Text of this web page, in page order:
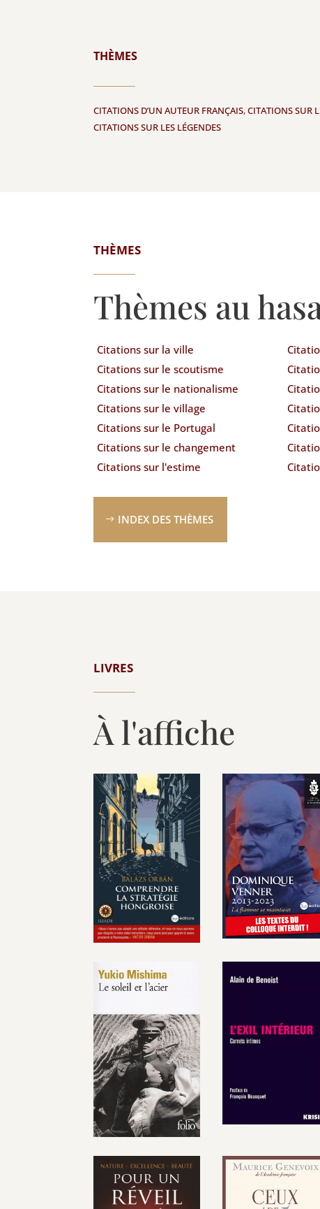
THÈMES
CITATIONS D’UN AUTEUR FRANÇAIS,CITATIONS SUR
CITATIONS SUR LES LÉGENDES
THÈMES
Thèmes au
Citations sur la ville
Citations sur le scoutisme
Citations sur le nationalisme
Citations sur le village
Citations sur le Portugal
Citations sur le changement
Citations sur l'estime
INDEX DES THÈMES
LIVRES
À l'affiche